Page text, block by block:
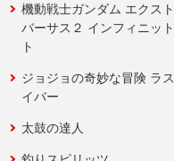
機動戦士ガンダム エクス
バーサス２ インフィニッ
ト
ジョジョの奇妙な冒険 ラ
イバー
太鼓の達人